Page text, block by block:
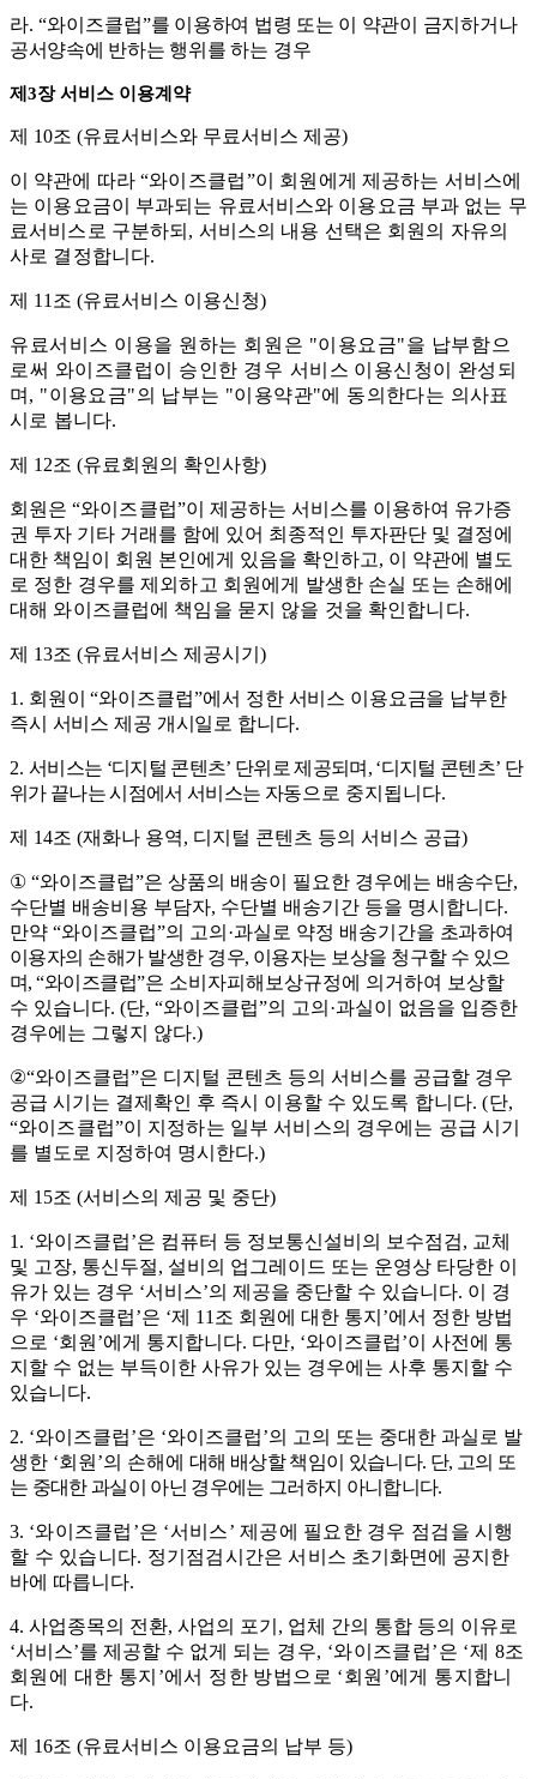
라. “와이즈클럽”를 이용하여 법령 또는 이 약관이 금지하거나
공서양속에 반하는 행위를 하는 경우
제 3장 서비스 이용계약
제 10조 (유료서비스와 무료서비스 제공)
이 약관에 따라 “와이즈클럽”이
회원에게 제공하는 서비스에
는 이용요금이 부과되는 유료서비 스와 이용요금 부과 없는 무
료서비스로 구분하되 , 서비스의 내용 선택은 회원의 자유의
사로 결정합니다.
제 11 조 (유료서비스 이용신청)
유료서비스 이용을 원하는 회원은 "이용요금"을 납부함으
로써 와이즈클럽이 승인한 경우 서비스 이용신청이 완성되
며 , "이용요금"의 납부는 "이용약관"에 동의한다는 의사표
시로 봅니다.
제 12조 (유료회원의 확인사항)
회원은 “와이즈클럽”이
제공하는 서비스를 이용하여 유가증
권 투자 기타 거래를 함에 있어 최종적인 투자판단 및 결정에
대한 책임이 회원 본인에게 있음을 확인하고, 이 약관에 별도
로 정한 경우를 제외하고 회원에게 발생한 손실 또는 손해에
대해 와이즈클럽에 책임을 묻지 않을 것을 확인합니다.
제 13조 (유료서비스 제공시기 )
1. 회원이“와이즈클럽”에서 정한 서비스 이용요금을 납부한
즉시 서비스 제공 개시일로 합니다.
2. 서비스는 ‘디지털 콘텐츠’ 단위로 제공되며 , ‘디지털 콘텐츠’ 단
위가 끝나는 시점에서 서비스는 자동으로 중지됩니다.
제 14조 (재화나 용역, 디지털 콘텐츠 등의 서비스 공급)
① “와이즈클럽”은 상품의 배송이 필요한 경우에는 배송수단,
수단별 배송비용 부담자, 수단별 배송기간 등을 명시합니다.
만약 “와이즈클럽”의 고의 ·과실로 약정 배송기간을 초과하여
이용자의 손해가 발생한 경우, 이용자는 보상을 청구할 수 있으
며, “와이즈클럽”은 소비자피해보상규정에 의거하여 보상할
수 있습니다. (단, “와이즈클럽”의 고의 ·과실이 없음을 입증한
경우에는 그렇지 않다.)
②“와이즈클럽”은 디지털 콘텐츠 등의 서비스를 공급할 경우
공급 시기는 결제확인 후 즉시 이용할 수 있도록 합니다. (단,
“와이즈클럽”이 지정하는 일부 서비스의 경우에는 공급 시 기
를 별도로 지정하여 명시한다.)
제 15조 (서비스의 제공 및 중단)
1. ‘와이즈클럽’은 컴퓨터 등 정보통신설비의 보수점검, 교체
및 고장, 통신두절, 설비의 업그레이드 또는 운영상 타당한 이
유가 있는 경우 ‘서비스’의 제공을 중단할 수 있습니다. 이 경
우 ‘와이즈클럽’은 ‘제 11 조 회원에 대한 통지 ’에서 정한 방법
으로 ‘회원 ’에게 통지합니다. 다만, ‘와이즈클럽’이 사전에 통
지할 수 없는 부득이한 사유가 있는 경우에는 사후 통지할 수
있습니다.
2. ‘와이즈클럽’은 ‘와이즈클럽’의 고의 또는 중대한 과실로 발
생한 ‘회원 ’의 손해에 대해 배상할 책임이 있습니다. 단, 고의 또
는 중대한 과실이 아닌 경우에는 그러하지 아니합니다.
3. ‘와이즈클럽 ’은 ‘서비스’제공에 필요한 경우 점검을 시행
할 수 있습니다. 정기점검시 간은 서비 스 초기화면에 공지한
바에 따릅니다.
4. 사업종목의 전환, 사업의 포기 , 업체 간의 통합 등의 이유로
‘서비스’를 제공할 수 없게 되는 경우, ‘와이즈클럽’은 ‘제 8조
회원에 대한 통지 ’에서 정한 방법으로 ‘회원 ’에게 통지합니
다.
제 16조 (유료서비스 이용요금의 납부 등)